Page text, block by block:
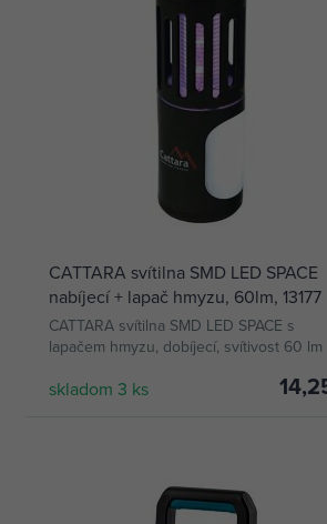
CATTARA svítilna SMD LED SPACE
nabíjecí + lapač hmyzu, 60lm, 13177
CATTARA svítilna SMD LED SPACE s
lapačem hmyzu, dobíjecí, svítivost 60 lm
skladom 3 ks